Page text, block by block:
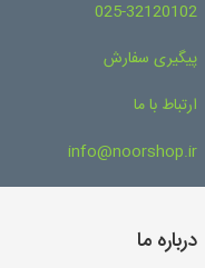
025-32120102
پیگیری سفارش
ارتباط با ما
info@noorshop.ir
درباره ما